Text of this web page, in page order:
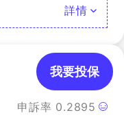
詳情
申訴率 0.2895
我要投保